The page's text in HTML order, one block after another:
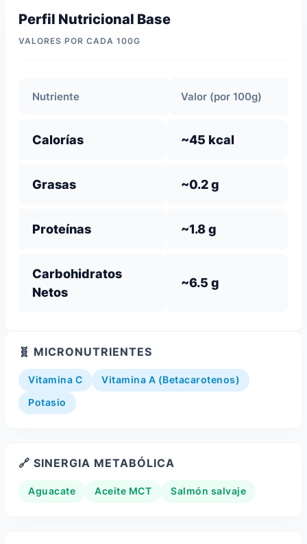
Perfil Nutricional Base
VALORES POR CADA 100G
Nutriente Valor (por 100g)
Calorías ~45 kcal
Grasas ~0.2 g
Proteínas ~1.8 g
Carbohidratos
Netos
~6.5 g
🧬 MICRONUTRIENTES
Vitamina C Vitamina A (Betacarotenos)
Potasio
🔗 SINERGIA METABÓLICA
Aguacate Aceite MCT Salmón salvaje